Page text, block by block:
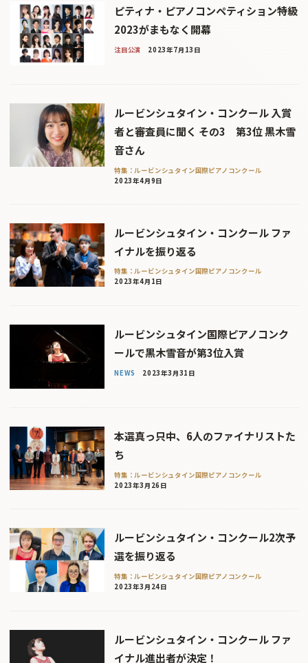
ピティナ・ピアノコンペティション特級
2023がまもなく開幕
注目公演 2023年7月13日
ルービンシュタイン・コンクール 入賞
者と審査員に聞く その3 第3位 黒木雪
音さん
特集：ルービンシュタイン国際ピアノコンクール
2023年4月9日
ルービンシュタイン・コンクール ファ
イナルを振り返る
特集：ルービンシュタイン国際ピアノコンクール
2023年4月1日
ルービンシュタイン国際ピアノコンク
ールで黒木雪音が第3位入賞
NEWS 2023年3月31日
本選真っ只中、6人のファイナリストた
ち
特集：ルービンシュタイン国際ピアノコンクール
2023年3月26日
ルービンシュタイン・コンクール2次予
選を振り返る
特集：ルービンシュタイン国際ピアノコンクール
2023年3月24日
ルービンシュタイン・コンクール ファ
イナル進出者が決定！